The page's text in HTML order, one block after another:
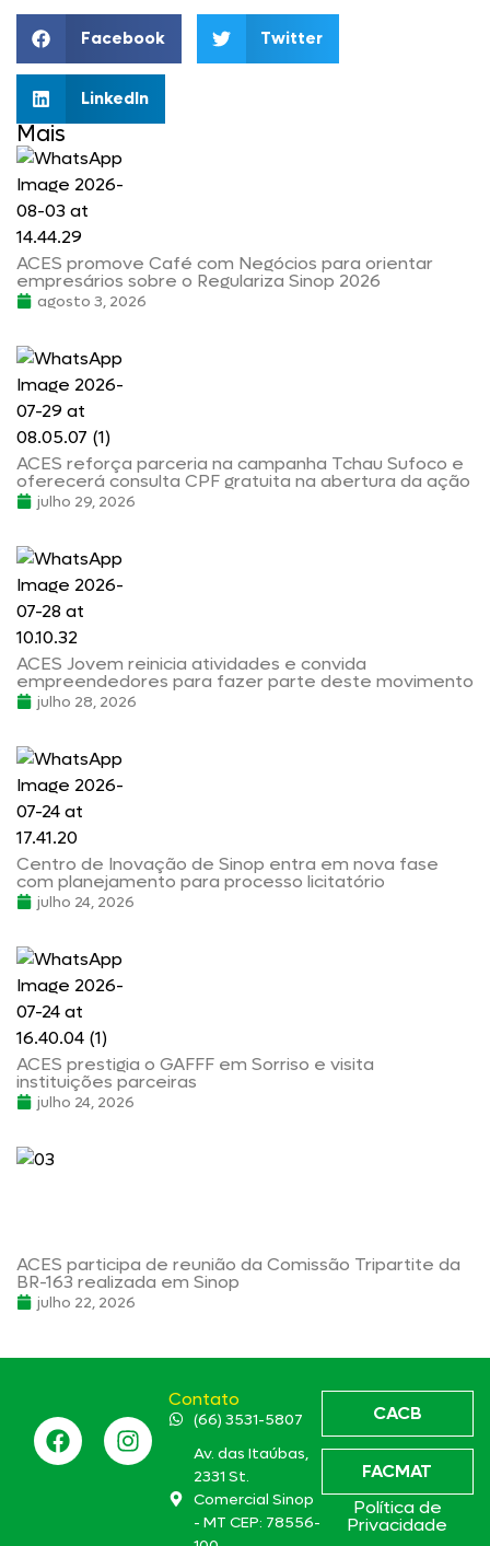
Facebook Twitter
LinkedIn
Mais
ACES promove Café com Negócios para orientar
empresários sobre o Regulariza Sinop 2026
agosto 3, 2026
ACES reforça parceria na campanha Tchau Sufoco e
oferecerá consulta CPF gratuita na abertura da ação
julho 29, 2026
ACES Jovem reinicia atividades e convida
empreendedores para fazer parte deste movimento
julho 28, 2026
Centro de Inovação de Sinop entra em nova fase
com planejamento para processo licitatório
julho 24, 2026
ACES prestigia o GAFFF em Sorriso e visita
instituições parceiras
julho 24, 2026
ACES participa de reunião da Comissão Tripartite da
BR-163 realizada em Sinop
julho 22, 2026
Contato
(66) 3531-5807
Av. das Itaúbas,
2331 St.
Comercial Sinop
- MT CEP: 78556-
CACB
FACMAT
Política de
Privacidade